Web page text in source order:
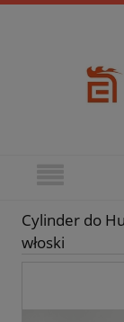
Cylinder do
włoski